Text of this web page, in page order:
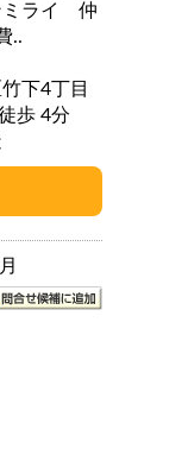
ミライ 仲
..
下4丁目
鹿児島本線 竹下 駅 徒歩 4分